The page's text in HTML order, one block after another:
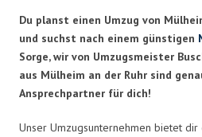
Du planst einen Umzug von
und suchst nach einem günstigen
Sorge, wir von Umzugsmeister
aus Mülheim an der Ruhr sind
Ansprechpartner für dich!
Unser Umzugsunternehmen bietet